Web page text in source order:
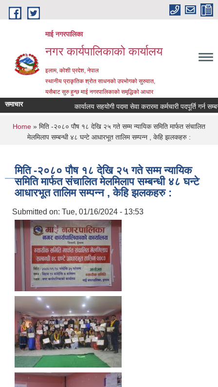
Skip to main content
माई नगरपालिका
नगर कार्यपालिकाको कार्यालय
इलाम, कोशी प्रदेश, नेपाल
स्थानीय प्राकृतिक श्रोत साधनको उपभोगको सुरुवात,
यसैबाट सुरु हुन्छ माई नगरपालिकाको समृद्धिको आधार
समाचार कार्यालय सहयोगी पदमा सेवा करारमा कर्मचारी पदपूर्ति गर्न
You are here
Home » मिति -२०८० पौष १८ देखि २५ गते सम्म न्यायिक समिति मार्फत संचालित
मेलमिलाप सम्बन्धी ४८ घन्टे आधारभूत तालिम सम्पन्न , केहि झलकहरु :
मिति -२०८० पौष १८ देखि २५ गते सम्म न्यायिक
समिति मार्फत संचालित मेलमिलाप सम्बन्धी ४८ घन्टे
आधारभूत तालिम सम्पन्न , केहि झलकहरु :
Submitted on: Tue, 01/16/2024 - 13:53